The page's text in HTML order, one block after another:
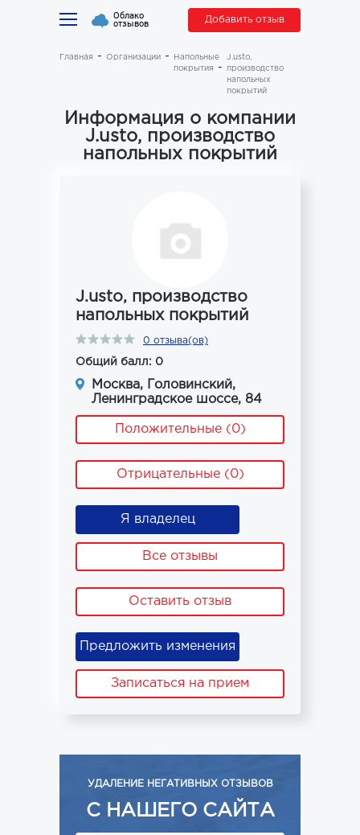
Облако
отзывов Добавить отзыв
Главная Организации
Напольные
покрытия
J.usto,
производство
напольных
покрытий
Информация о компании
J.usto, производство
напольных покрытий
J.usto, производство
напольных покрытий
0 отзыва(ов)
Общий балл: 0
Москва, Головинский,
Ленинградское шоссе, 84
Положительные (0)
Отрицательные (0)
Я владелец
Все отзывы
Оставить отзыв
Предложить изменения
Записаться на прием
УДАЛЕНИЕ НЕГАТИВНЫХ ОТЗЫВОВ
С НАШЕГО САЙТА